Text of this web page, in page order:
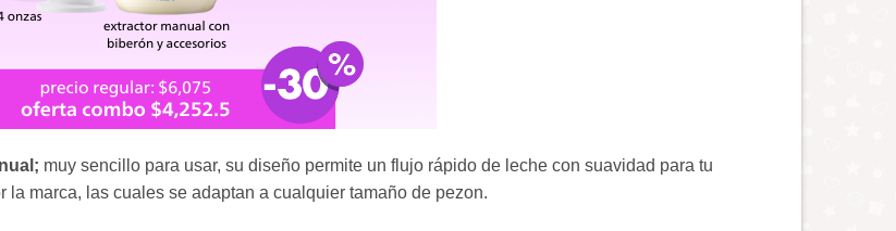
muy sencillo para usar, su diseño permite un flujo rápido de leche con suavidad para tu
marca, las cuales se adaptan a cualquier tamaño de pezon.